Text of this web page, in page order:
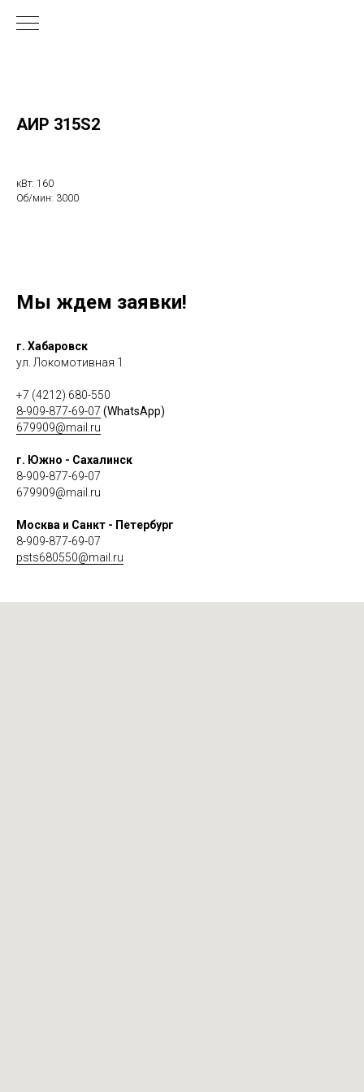
АИР 315S2
кВт: 160
Об/мин: 3000
Мы ждем заявки!
г. Хабаровск
ул. Локомотивная 1
+7 (4212) 680-550
8-909-877-69-07 (WhatsApp)
679909@mail.ru
г. Южно - Сахалинск
8-909-877-69-07
679909@mail.ru
Москва и Санкт - Петербург
8-909-877-69-07
psts680550@mail.ru